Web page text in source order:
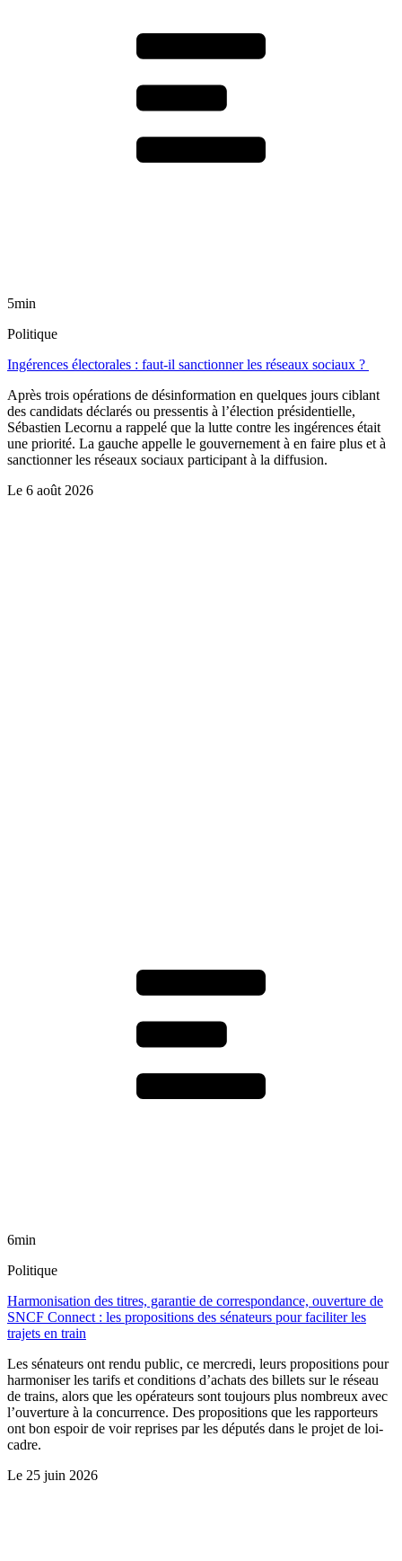
5min
Politique
Ingérences électorales : faut-il sanctionner les réseaux sociaux ?
Après trois opérations de désinformation en quelques jours ciblant
des candidats déclarés ou pressentis à l’élection présidentielle,
Sébastien Lecornu a rappelé que la lutte contre les ingérences était
une priorité. La gauche appelle le gouvernement à en faire plus et à
sanctionner les réseaux sociaux participant à la diffusion.
Le 6 août 2026
6min
Politique
Harmonisation des titres, garantie de correspondance, ouverture de
SNCF Connect : les propositions des sénateurs pour faciliter les
trajets en train
Les sénateurs ont rendu public, ce mercredi, leurs propositions pour
harmoniser les tarifs et conditions d’achats des billets sur le réseau
de trains, alors que les opérateurs sont toujours plus nombreux avec
l’ouverture à la concurrence. Des propositions que les rapporteurs
ont bon espoir de voir reprises par les députés dans le projet de loi-
cadre.
Le 25 juin 2026